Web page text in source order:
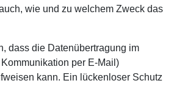
wie und zu welchem Zweck das
dass die Datenübertragung im
Kommunikation per E-Mail)
kann. Ein lückenloser Schutz